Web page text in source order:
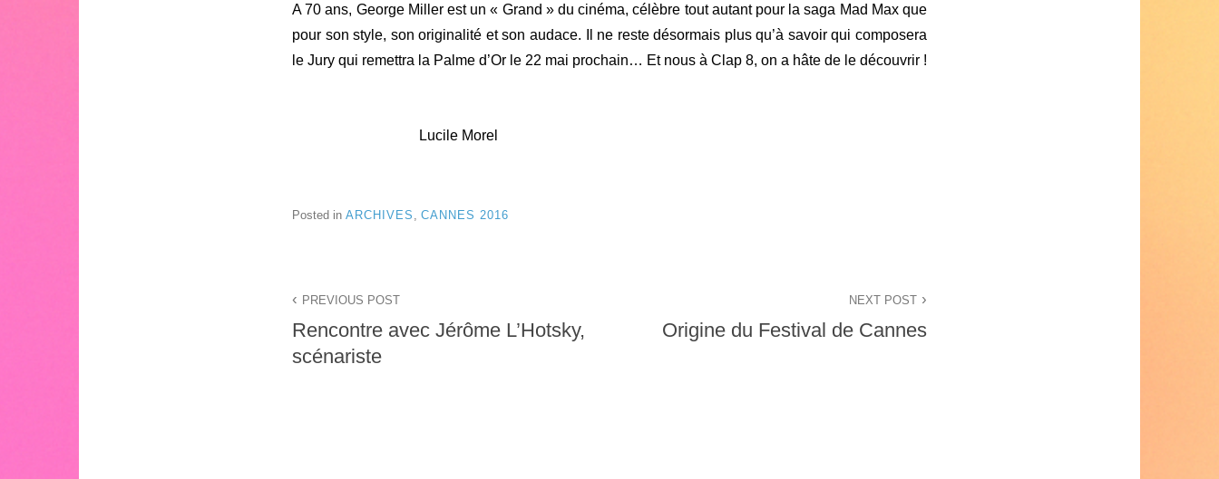
A 70 ans, George Miller est un « Grand » du cinéma, célèbre tout autant pour la saga Mad Max que
pour son style, son originalité et son audace. Il ne reste désormais plus qu’à savoir qui composera
le Jury qui remettra la Palme d’Or le 22 mai prochain… Et nous à Clap 8, on a hâte de le découvrir !
Lucile Morel
Posted in ARCHIVES , CANNES 2016
de
l’article
PREVIOUS POST
Rencontre avec Jérôme L’Hotsky,
scénariste
NEXT POST
Origine du Festival de Cannes